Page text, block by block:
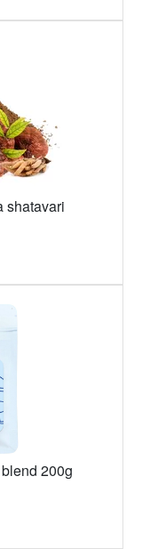
shatavari
200g